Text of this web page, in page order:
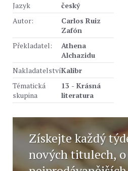
Jazyk
český
Autor:
Carlos Ruiz
Zafón
Překladatel:
Athena
Alchazidu
NakladatelstvíKalibr
Tématická
skupina
13 - Krásná
literatura
Získejte každý
nových titulech,